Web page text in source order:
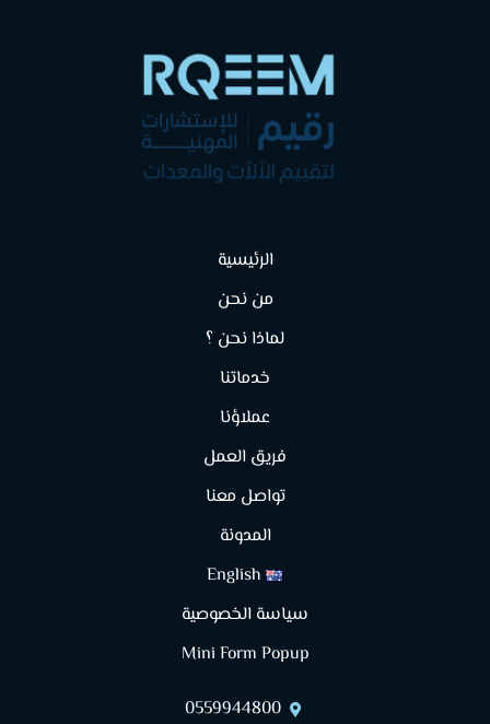
الرئيسية
من نحن
لماذا نحن ؟
خدماتنا
عملاؤنا
فريق العمل
تواصل معنا
المدونة
English
سياسة الخصوصية
Mini Form Popup
0559944800